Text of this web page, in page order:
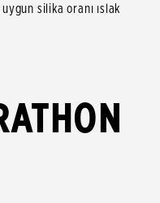
silika oranı ıslak